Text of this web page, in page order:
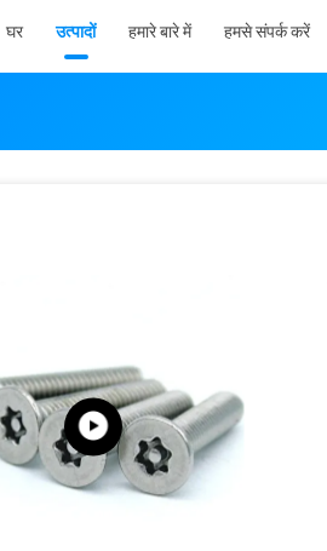
घर उत्पादों हमारे बारे में हमसे संपर्क करें